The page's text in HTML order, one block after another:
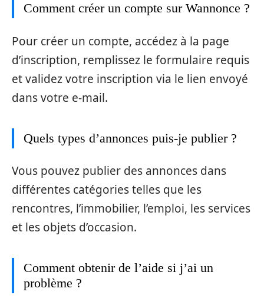
Comment créer un compte sur Wannonce ?
Pour créer un compte, accédez à la page
d’inscription, remplissez le formulaire requis
et validez votre inscription via le lien envoyé
dans votre e-mail.
Quels types d’annonces puis-je publier ?
Vous pouvez publier des annonces dans
différentes catégories telles que les
rencontres, l’immobilier, l’emploi, les services
et les objets d’occasion.
Comment obtenir de l’aide si j’ai un
problème ?